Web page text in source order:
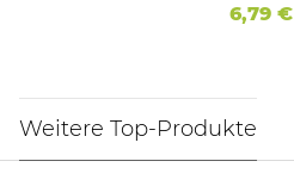
6,79 €
Weitere Top-Produkte